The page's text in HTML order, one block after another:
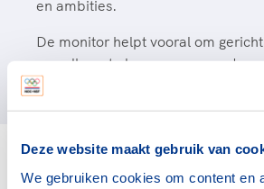
Deze website maakt gebruik van
We gebruiken cookies om content en
en ambities.
De monitor helpt vooral om
van elkaar te leren en samen de
Nederland verder te versterken.
Blijf op de hoogte